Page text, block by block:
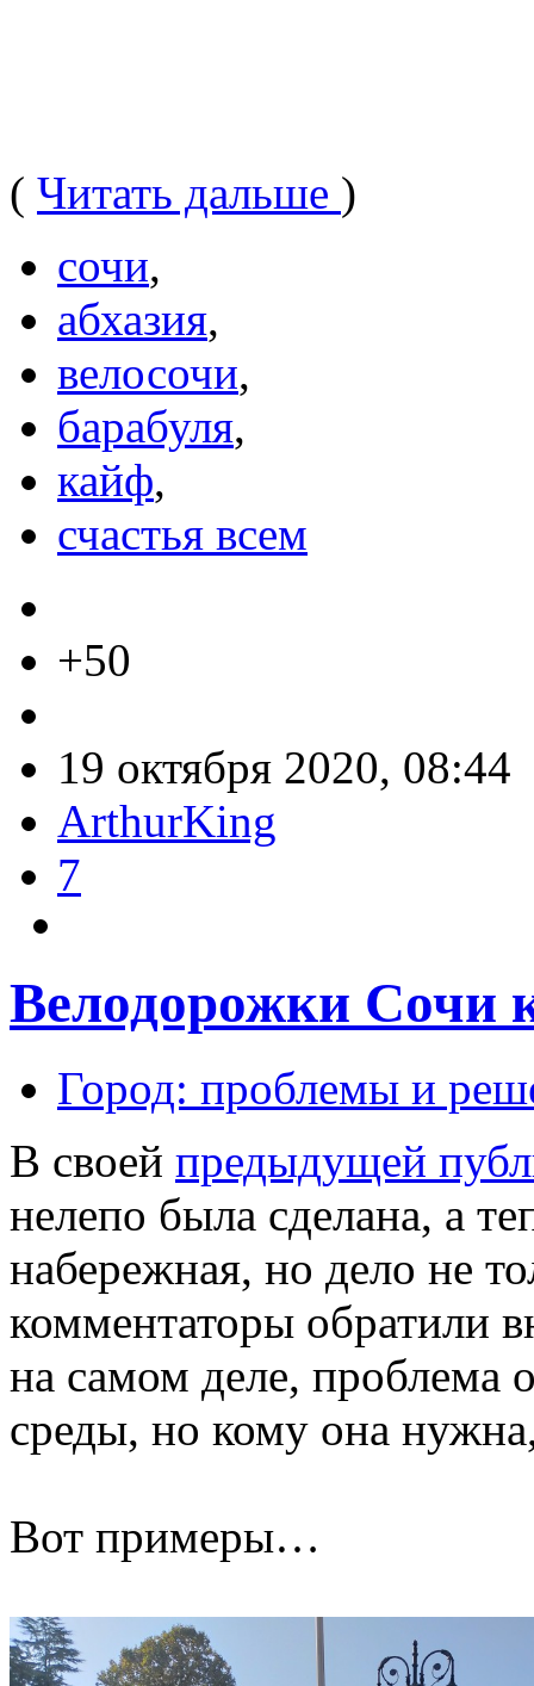
( Читать дальше )
сочи,
абхазия,
велосочи,
барабуля,
кайф,
счастья всем
+50
19 октября 2020, 08:44
ArthurKing
7
Велодорожки Сочи
Город: проблемы и
В своей предыдущей
нелепо была сделана, а
набережная, но дело не
комментаторы обратили
на самом деле, проблема
среды, но кому она
Вот примеры…